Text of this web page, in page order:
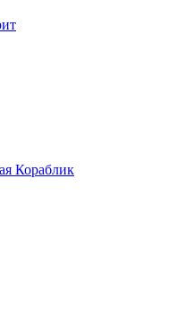
Кораблик